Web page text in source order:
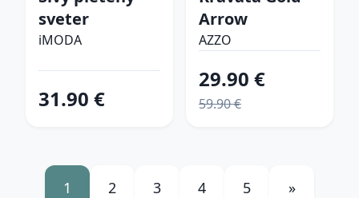
sveter
iMODA
31.90 €
Arrow
AZZO
29.90 €
59.90 €
1 2 3 4 5 »